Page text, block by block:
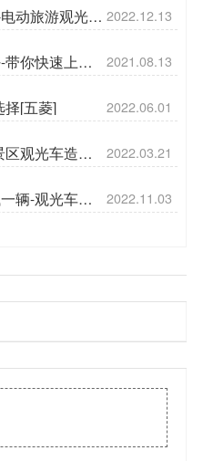
动旅游观光车 2022.12.13
你快速上手 2021.08.13
择[五菱] 2022.06.01
观光车造型 2022.03.21
辆-观光车安 2022.11.03